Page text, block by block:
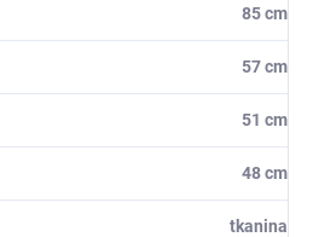
85 cm
57 cm
51 cm
48 cm
tkanina